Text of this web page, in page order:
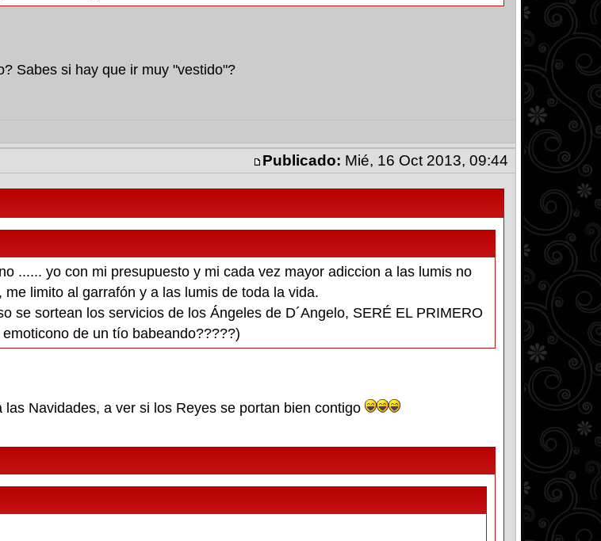
Sabes si hay que ir muy "vestido"?
Publicado: Mié, 16 Oct 2013, 09:44
...... yo con mi presupuesto y mi cada vez mayor adiccion a las lumis no
limito al garrafón y a las lumis de toda la vida.
se sortean los servicios de los Ángeles de D´Angelo, SERÉ EL PRIMERO
de un tío babeando?????)
Navidades, a ver si los Reyes se portan bien contigo